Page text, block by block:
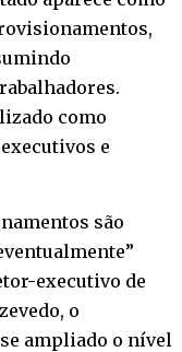
como
e
são
executivo de
o
ampliado o nível